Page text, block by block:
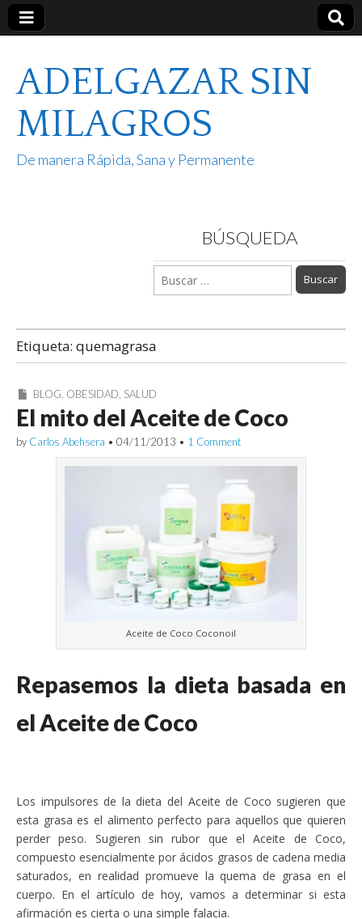
ADELGAZAR SIN
MILAGROS
De manera Rápida, Sana y Permanente
BÚSQUEDA
Buscar:
Etiqueta: quemagrasa
BLOG, OBESIDAD, SALUD
El mito del Aceite de Coco
by Carlos Abehsera • 04/11/2013 • 1 Comment
Aceite de Coco Coconoil
Repasemos la dieta basada en
el Aceite de Coco
Los impulsores de la dieta del Aceite de Coco sugieren que
esta grasa es el alimento perfecto para aquellos que quieren
perder peso. Sugieren sin rubor que el Aceite de Coco,
compuesto esencialmente por ácidos grasos de cadena media
saturados, en realidad promueve la quema de grasa en el
cuerpo. En el artículo de hoy, vamos a determinar si esta
afirmación es cierta o una simple falacia.